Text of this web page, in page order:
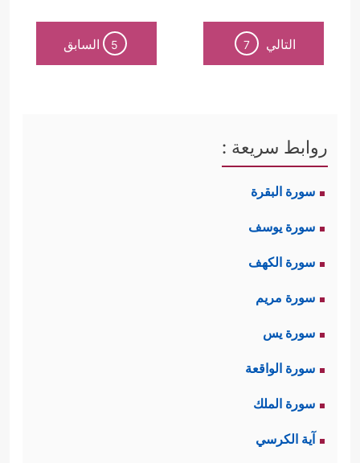
التالي 7
5 السابق
روابط سريعة :
سورة البقرة
سورة يوسف
سورة الكهف
سورة مريم
سورة يس
سورة الواقعة
سورة الملك
آية الكرسي